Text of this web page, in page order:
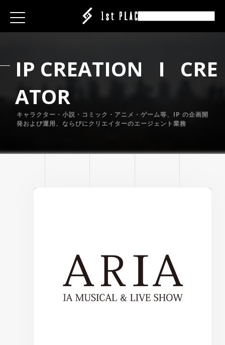
IP CREATION I CRE
ATOR
キャラクター・小説・コミック・アニメ・ゲーム等、IP の企画開
発および運用、ならびにクリエイターのエージェント業務